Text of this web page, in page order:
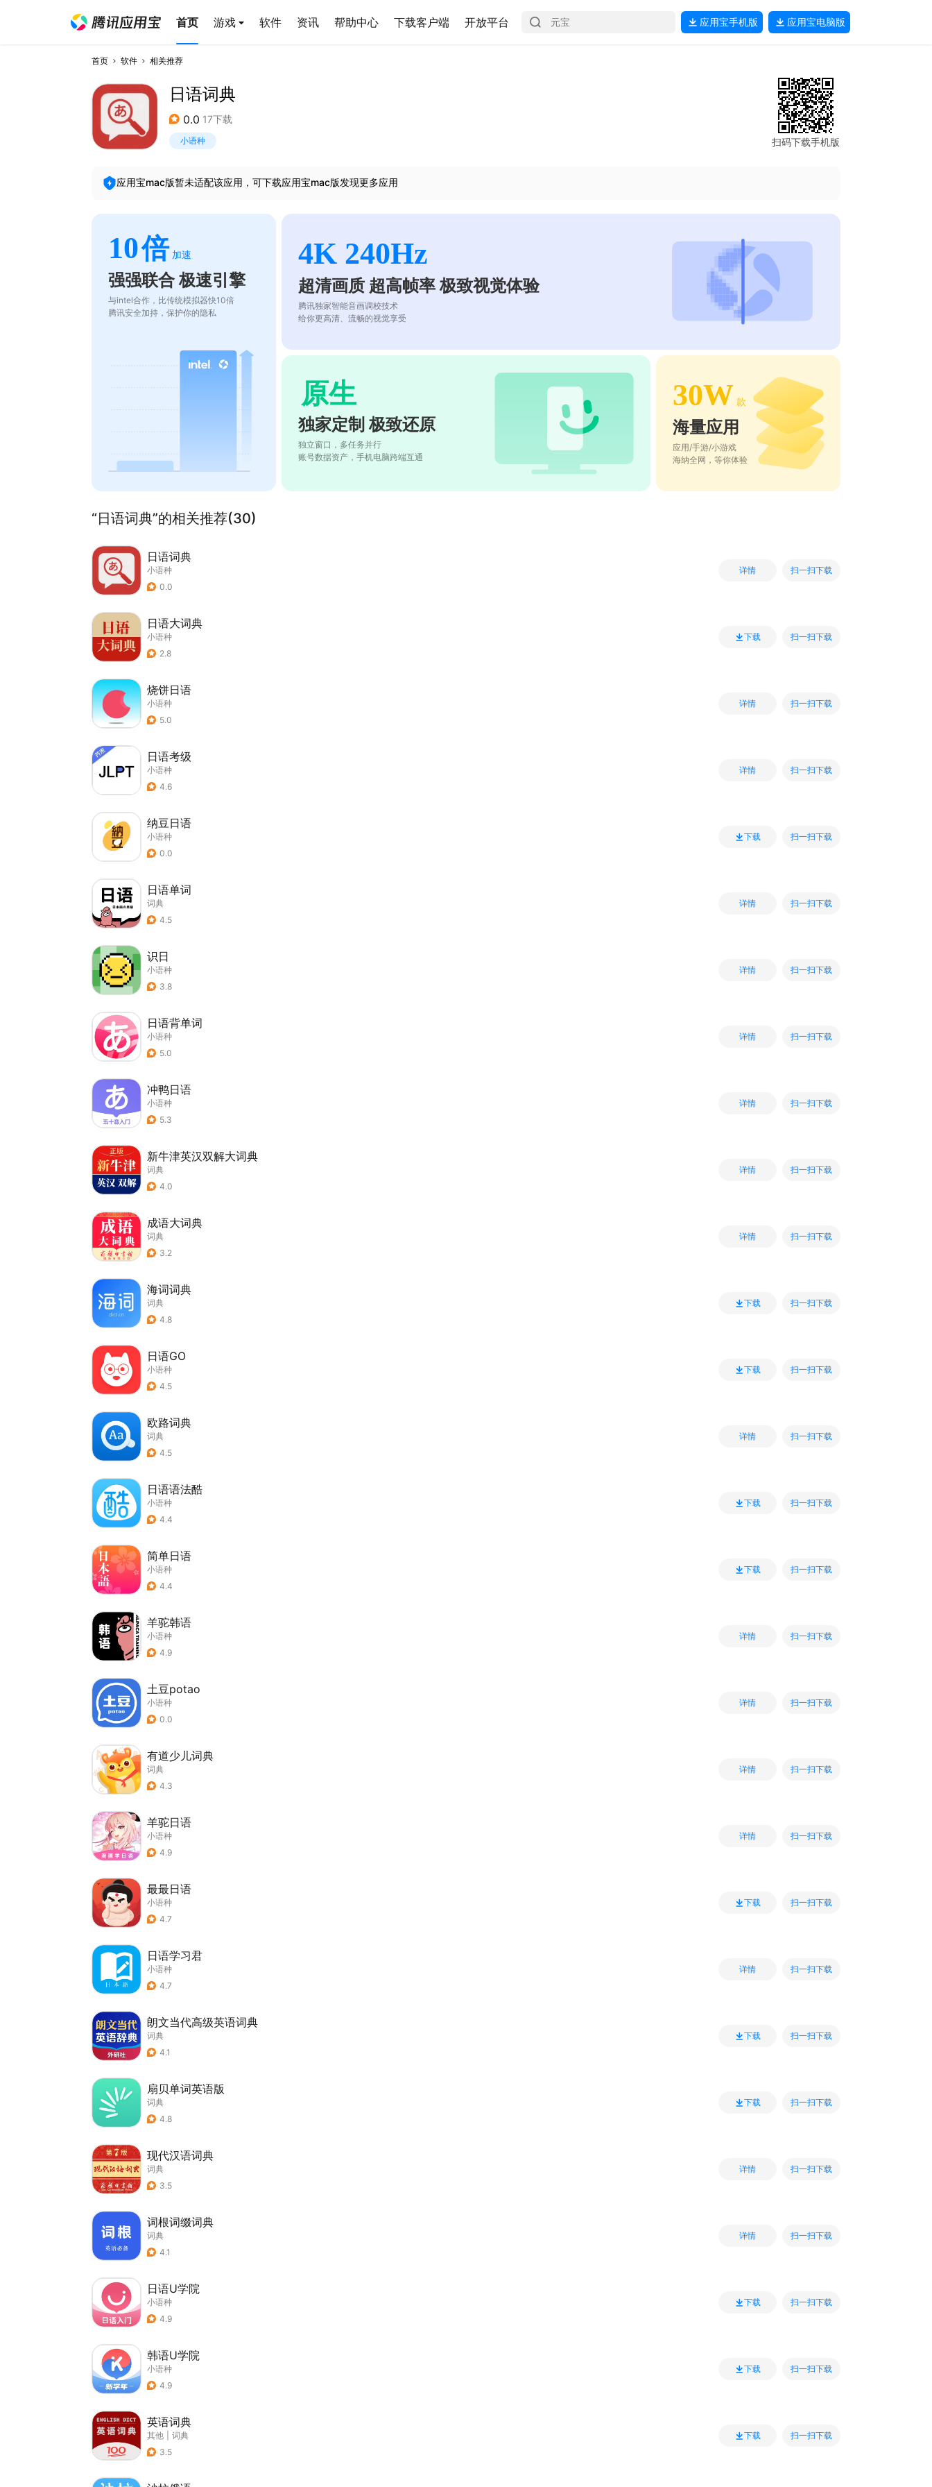
首页 游戏 软件 资讯 帮助中心 下载客户端 开放平台 应用宝手机版 应用宝电脑版
首页 软件 相关推荐
日语词典
0.0 17下载
小语种 扫码下载手机版
应用宝mac版暂未适配该应用，可下载应用宝mac版发现更多应用
10倍 加速
强强联合 极速引擎
与intel合作，比传统模拟器快10倍
腾讯安全加持，保护你的隐私
4K 240Hz
超清画质 超高帧率 极致视觉体验
腾讯独家智能音画调校技术
给你更高清、流畅的视觉享受
原生
独家定制 极致还原
独立窗口，多任务并行
账号数据资产，手机电脑跨端互通
30W 款
海量应用
应用/手游/小游戏
海纳全网，等你体验
“日语词典”的相关推荐(30)
日语词典
小语种
0.0
详情 扫一扫下载
日语大词典
小语种
2.8
下载 扫一扫下载
烧饼日语
小语种
5.0
详情 扫一扫下载
日语考级
小语种
4.6
详情 扫一扫下载
纳豆日语
小语种
0.0
下载 扫一扫下载
日语单词
词典
4.5
详情 扫一扫下载
识日
小语种
3.8
详情 扫一扫下载
日语背单词
小语种
5.0
详情 扫一扫下载
冲鸭日语
小语种
5.3
详情 扫一扫下载
新牛津英汉双解大词典
词典
4.0
详情 扫一扫下载
成语大词典
词典
3.2
详情 扫一扫下载
海词词典
词典
4.8
下载 扫一扫下载
日语GO
小语种
4.5
下载 扫一扫下载
欧路词典
词典
4.5
详情 扫一扫下载
日语语法酷
小语种
4.4
下载 扫一扫下载
简单日语
小语种
4.4
下载 扫一扫下载
羊驼韩语
小语种
4.9
详情 扫一扫下载
土豆potao
小语种
0.0
详情 扫一扫下载
有道少儿词典
词典
4.3
详情 扫一扫下载
羊驼日语
小语种
4.9
详情 扫一扫下载
最最日语
小语种
4.7
下载 扫一扫下载
日语学习君
小语种
4.7
详情 扫一扫下载
朗文当代高级英语词典
词典
4.1
下载 扫一扫下载
扇贝单词英语版
词典
4.8
下载 扫一扫下载
现代汉语词典
词典
3.5
详情 扫一扫下载
词根词缀词典
词典
4.1
详情 扫一扫下载
日语U学院
小语种
4.9
下载 扫一扫下载
韩语U学院
小语种
4.9
下载 扫一扫下载
英语词典
其他
词典
3.5
下载 扫一扫下载